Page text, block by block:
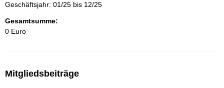
Geschäftsjahr: 01/25 bis 12/25
Gesamtsumme:
0 Euro
Mitgliedsbeiträge